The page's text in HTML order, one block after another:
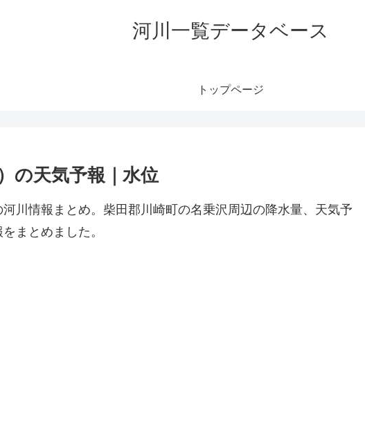
河川一覧データベース
トップページ
の天気予報｜水位
川情報まとめ。柴田郡川崎町の名乗沢周辺の降水量、天気予
まとめました。